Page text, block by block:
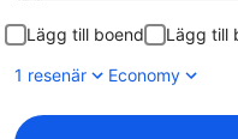
Lägg till boende Lägg till
1 resenär
Economy